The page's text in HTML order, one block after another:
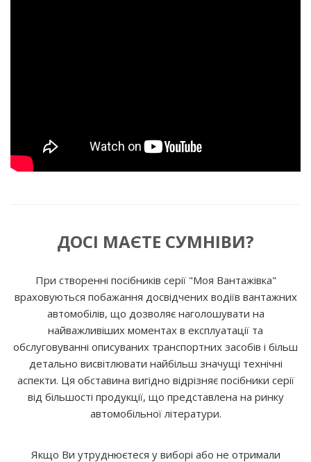
ДОСІ МАЄТЕ СУМНІВИ?
При створенні посібників серії "Моя Вантажівка"
враховуються побажання досвідчених водіїв вантажних
автомобілів, що дозволяє наголошувати на
найважливіших моментах в експлуатації та
обслуговуванні описуваних транспортних засобів і більш
детально висвітлювати найбільш значущі технічні
аспекти. Ця обставина вигідно відрізняє посібники серії
від більшості продукції, що представлена ​​на ринку
автомобільної літератури.
Якщо Ви утруднюєтеся у виборі або не отримали